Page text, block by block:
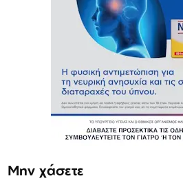
Μην χάσετε